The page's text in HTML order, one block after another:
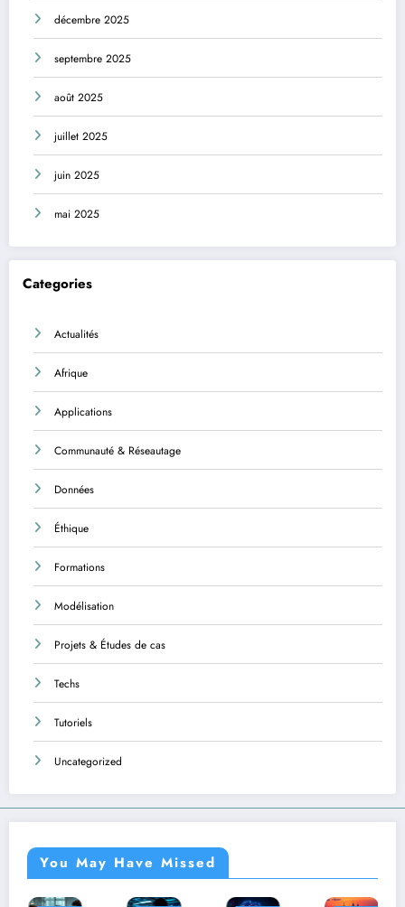
décembre 2025
septembre 2025
août 2025
juillet 2025
juin 2025
mai 2025
Categories
Actualités
Afrique
Applications
Communauté & Réseautage
Données
Éthique
Formations
Modélisation
Projets & Études de cas
Techs
Tutoriels
Uncategorized
You May Have Missed